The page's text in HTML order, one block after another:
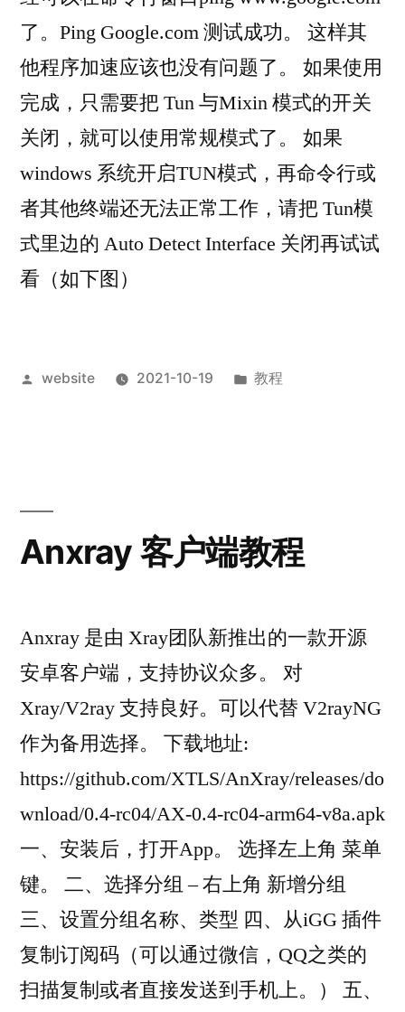
了。Ping Google.com 测试成功。 这样其
他程序加速应该也没有问题了。 如果使用
完成，只需要把 Tun 与Mixin 模式的开关
关闭，就可以使用常规模式了。 如果
windows 系统开启TUN模式，再命令行或
者其他终端还无法正常工作，请把 Tun模
式里边的 Auto Detect Interface 关闭再试试
看（如下图）
Posted
website 2021-10-19
Posted
教程
Anxray 客户端教程
Anxray 是由 Xray团队新推出的一款开源
安卓客户端，支持协议众多。 对
Xray/V2ray 支持良好。可以代替 V2rayNG
作为备用选择。 下载地址:
https://github.com/XTLS/AnXray/releases/do
wnload/0.4-rc04/AX-0.4-rc04-arm64-v8a.apk
一、安装后，打开App。 选择左上角 菜单
键。 二、选择分组 – 右上角 新增分组
三、设置分组名称、类型 四、从iGG 插件
复制订阅码（可以通过微信，QQ之类的
扫描复制或者直接发送到手机上。） 五、